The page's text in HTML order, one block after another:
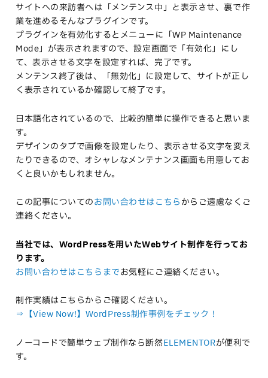
サイトへの来訪者へは「メンテンス中」と表示させ、裏で作
業を進めるそんなプラグインです。
プラグインを有効化するとメニューに「WP Maintenance
Mode」が表示されますので、設定画面で「有効化」にし
て、表示させる文字を設定すれば、完了です。
メンテンス終了後は、「無効化」に設定して、サイトが正し
く表示されているか確認して終了です。
日本語化されているので、比較的簡単に操作できると思いま
す。
デザインのタブで画像を設定したり、表示させる文字を変え
たりできるので、オシャレなメンテナンス画面も用意してお
くと良いかもしれません。
この記事についてのお問い合わせはこちらからご遠慮なくご
連絡ください。
当社では、WordPressを用いたWebサイト制作を行ってお
ります。
お問い合わせはこちらまでお気軽にご連絡ください。
制作実績はこちらからご確認ください。
⇒【View Now!】WordPress制作事例をチェック！
ノーコードで簡単ウェブ制作なら断然ELEMENTORが便利で
す。